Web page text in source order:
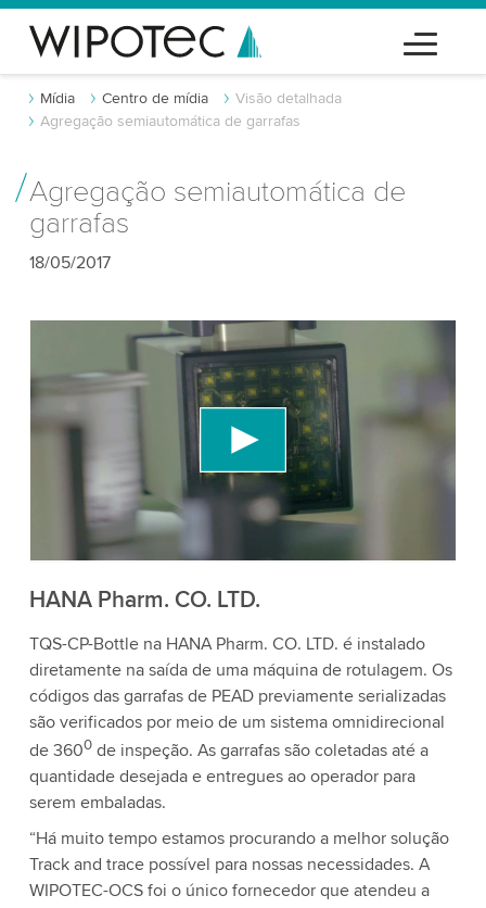
Mídia Centro de mídia
Visão detalhada
Agregação semiautomática de garrafas
Agregação semiautomática de
garrafas
18/05/2017
Precisamos do seu consentimento para
carregar o serviço de vídeo do YouTube!
Utilizamos um serviço de terceiros para incorporar
conteúdo de vídeo que pode coletar dados sobre
sua atividade. Por favor, reveja os detalhes e
aceite o serviço para assistir a este vídeo.
Aceitar Mais informações
HANA Pharm. CO. LTD.
TQS-CP-Bottle na HANA Pharm. CO. LTD. é instalado
diretamente na saída de uma máquina de rotulagem. Os
códigos das garrafas de PEAD previamente serializadas
são verificados por meio de um sistema omnidirecional
de 3600de inspeção. As garrafas são coletadas até a
quantidade desejada e entregues ao operador para
serem embaladas.
“Há muito tempo estamos procurando a melhor solução
Track and trace possível para nossas necessidades. A
WIPOTEC-OCS foi o único fornecedor que atendeu a